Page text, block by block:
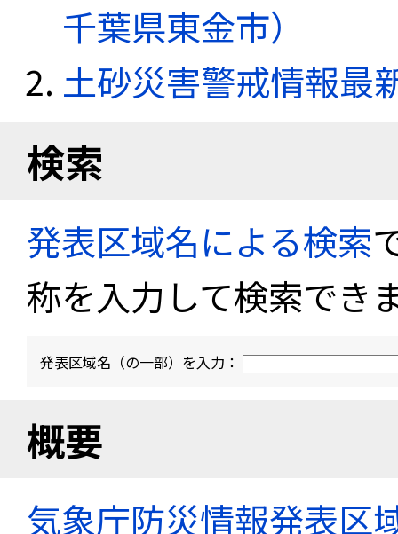
千葉県東金市）
土砂災害警戒情報最
検索
発表区域名による検索
称を入力して検索でき
発表区域名（の一部）を入力：
概要
気象庁防災情報発表区